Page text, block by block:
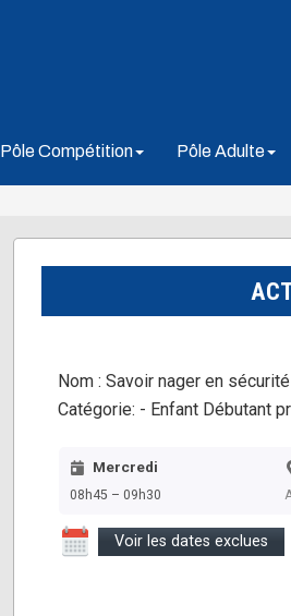
Pôle Compétition Pôle Adulte
Nom : Savoir nager en sécurité
Catégorie: - Enfant Débutant
Mercredi
08h45 – 09h30
Voir les dates exclues